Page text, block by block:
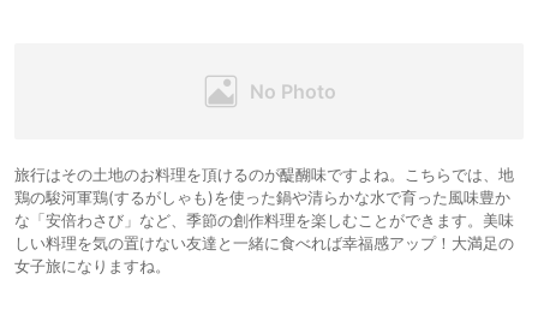
旅行はその土地のお料理を頂けるのが醍醐味ですよね。こちらでは、地
鶏の駿河軍鶏(するがしゃも)を使った鍋や清らかな水で育った風味豊か
な「安倍わさび」など、季節の創作料理を楽しむことができます。美味
しい料理を気の置けない友達と一緒に食べれば幸福感アップ！大満足の
女子旅になりますね。